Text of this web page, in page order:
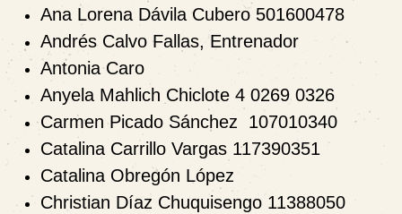
Ana Lorena Dávila Cubero 501600478
Andrés Calvo Fallas, Entrenador
Antonia Caro
Anyela Mahlich Chiclote 4 0269 0326
Carmen Picado Sánchez 107010340
Catalina Carrillo Vargas 117390351
Catalina Obregón López
Christian Díaz Chuquisengo 11388050